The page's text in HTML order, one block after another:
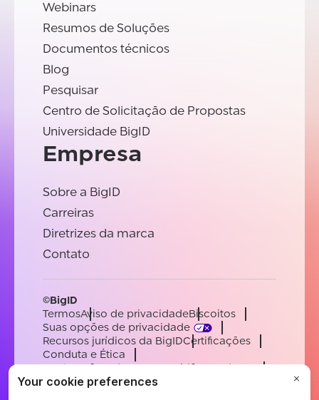
Webinars
Resumos de Soluções
Documentos técnicos
Blog
Pesquisar
Centro de Solicitação de Propostas
Universidade BigID
Empresa
Sobre a BigID
Carreiras
Diretrizes da marca
Contato
©BigID
TermosAviso de privacidadeBiscoitos
Suas opções de privacidade
Recursos jurídicos da BigIDCertificações
Conduta e Ética
Declaração sobre a escravidão moderna
SubprocessadoresApoiar